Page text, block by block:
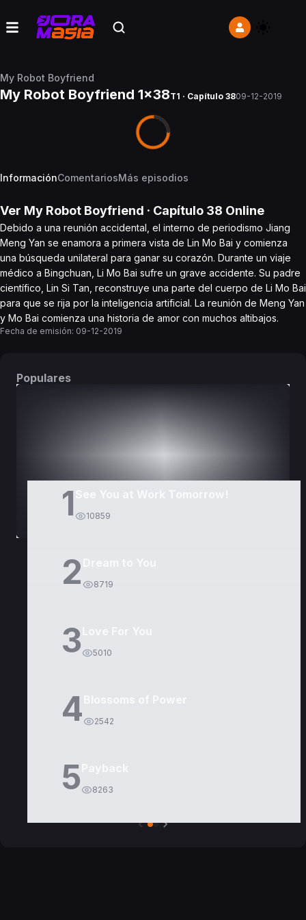
My Robot Boyfriend
My Robot Boyfriend 1x38T1 · Capítulo 3809-12-2019
InformaciónComentariosMás episodios
Ver My Robot Boyfriend · Capítulo 38 Online
Debido a una reunión accidental, el interno de periodismo Jiang
Meng Yan se enamora a primera vista de Lin Mo Bai y comienza
una búsqueda unilateral para ganar su corazón. Durante un viaje
médico a Bingchuan, Li Mo Bai sufre un grave accidente. Su padre
científico, Lin Si Tan, reconstruye una parte del cuerpo de Li Mo Bai
para que se rija por la inteligencia artificial. La reunión de Meng Yan
y Mo Bai comienza una historia de amor con muchos altibajos.
Fecha de emisión: 09-12-2019
Populares
1 10859
2 8719
3 5010
4 2542
5 8263